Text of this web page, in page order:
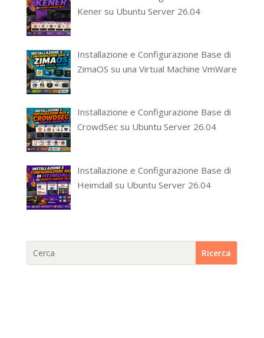
Kener su Ubuntu Server 26.04
Installazione e Configurazione Base di
ZimaOS su una Virtual Machine VmWare
Installazione e Configurazione Base di
CrowdSec su Ubuntu Server 26.04
Installazione e Configurazione Base di
Heimdall su Ubuntu Server 26.04